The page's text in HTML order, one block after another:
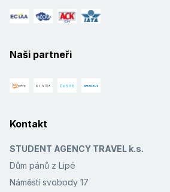
Naši partneři
Kontakt
STUDENT AGENCY TRAVEL k.s.
Dům pánů z Lipé
Náměstí svobody 17